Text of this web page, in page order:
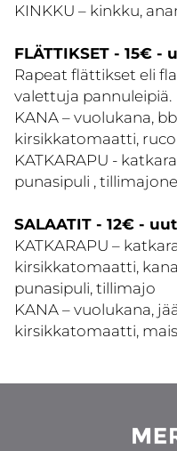
KINKKU – kinkku,
FLÄTTIKSET - 15€ -
Rapeat flättikset eli
valettuja pannuleipiä.
KANA – vuolukana,
kirsikkatomaatti,
KATKARAPU -
punasipuli ,
SALAATIT - 12€ -
KATKARAPU –
kirsikkatomaatti,
punasipuli, tillimajo
KANA – vuolukana,
kirsikkatomaatti,